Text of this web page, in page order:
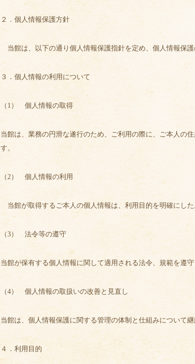
２．個人情報保護方針
当館は、以下の通り個人情報保護指針を定め、個人情報保
３．個人情報の利用について
（1） 個人情報の取得
当館は、業務の円滑な遂行のため、ご利用の際に、ご本人の
す。
（2） 個人情報の利用
当館が取得するご本人の個人情報は、利用目的を明確にし
（3） 法令等の遵守
当館が保有する個人情報に関して適用される法令、規範を遵守
（4） 個人情報の取扱いの改善と見直し
当館は、個人情報保護に関する管理の体制と仕組みについて
４．利用目的